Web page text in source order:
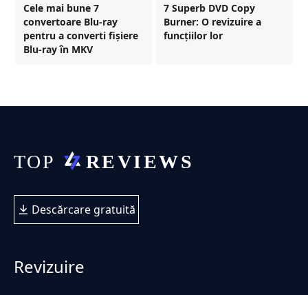
Cele mai bune 7
convertoare Blu-ray
pentru a converti fișiere
Blu-ray în MKV
7 Superb DVD Copy
Burner: O revizuire a
funcțiilor lor
Descărcare gratuită
Revizuire